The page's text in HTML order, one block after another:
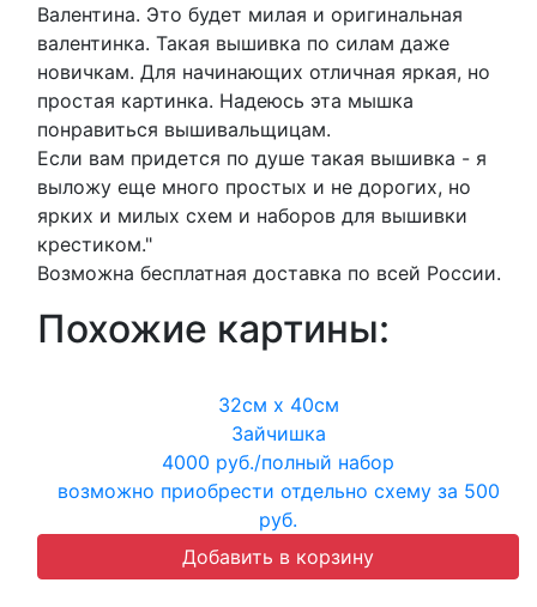
Валентина. Это будет милая и оригинальная
валентинка. Такая вышивка по силам даже
новичкам. Для начинающих отличная яркая, но
простая картинка. Надеюсь эта мышка
понравиться вышивальщицам.
Если вам придется по душе такая вышивка - я
выложу еще много простых и не дорогих, но
ярких и милых схем и наборов для вышивки
крестиком."
Возможна бесплатная доставка по всей России.
Похожие картины:
32см х 40см
Зайчишка
4000 руб./полный набор
возможно приобрести отдельно схему за 500
руб.